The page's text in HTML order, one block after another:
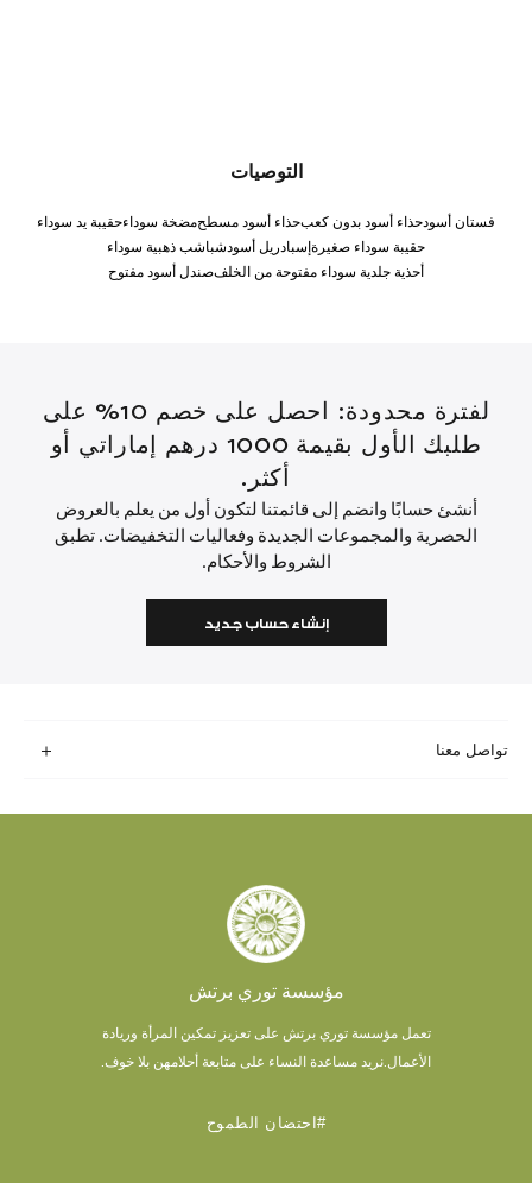
التوصيات
فستان أسودحذاء أسود بدون كعبحذاء أسود مسطحمضخة سوداءحقيبة يد سوداء
حقيبة سوداء صغيرة إسبادريل أسودشباشب ذهبية سوداء
أحذية جلدية سوداء مفتوحة من الخلفصندل أسود مفتوح
لفترة محدودة: احصل على خصم 10% على
طلبك الأول بقيمة 1000 درهم إماراتي أو
أكثر.
أنشئ حسابًا وانضم إلى قائمتنا لتكون أول من يعلم بالعروض
الحصرية والمجموعات الجديدة وفعاليات التخفيضات. تطبق
الشروط والأحكام.
إنشاء حساب جديد
تواصل معنا
مؤسسة توري برتش
تعمل مؤسسة توري برتش على تعزيز تمكين المرأة وريادة
الأعمال. نريد مساعدة النساء على متابعة أحلامهن بلا خوف.
#احتضان الطموح